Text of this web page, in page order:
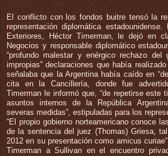
El conflicto con los fondos buitre tensó la
representación diplomática
Exteriores, Héctor Timerman, le dejó en
Negocios y responsable diplomático
“profundo malestar y enérgico rechazo del
impropias” declaraciones que había
señalaba que la Argentina había caído en
cita en la Cancillería, donde fue
Timerman le informó que, “de repetirse este
asuntos internos de la República
severas medidas”, estipuladas para los
“El propio gobierno norteamericano conoce
de la sentencia del juez (Thomas) Griesa,
2012 en su presentación como amicus
Timerman a Sullivan en el encuentro